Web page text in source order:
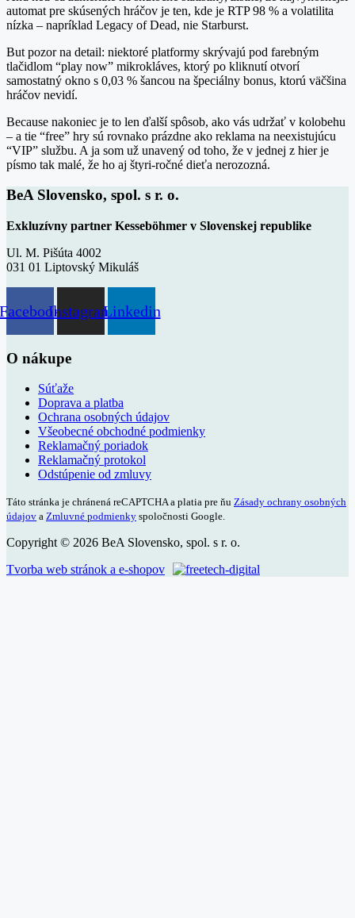
automat pre skúsených hráčov je ten, kde je RTP 98 % a volatilita
nízka – napríklad Legacy of Dead, nie Starburst.
But pozor na detail: niektoré platformy skrývajú pod farebným
tlačidlom “play now” mikrokláves, ktorý po kliknutí otvorí
samostatný okno s 0,03 % šancou na špeciálny bonus, ktorú väčšina
hráčov nevidí.
Because nakoniec je to len ďalší spôsob, ako vás udržať v kolobehu
– a tie “free” hry sú rovnako prázdne ako reklama na neexistujúcu
“VIP” službu. A ja som už unavený od toho, že v jednej z hier je
písmo tak malé, že ho aj štyri-ročné dieťa nerozozná.
BeA Slovensko, spol. s r. o.
Exkluzívny partner Kesseböhmer v Slovenskej republike
Ul. M. Pišúta 4002
031 01 Liptovský Mikuláš
FacebookInstagramLinkedin
O nákupe
Súťaže
Doprava a platba
Ochrana osobných údajov
Všeobecné obchodné podmienky
Reklamačný poriadok
Reklamačný protokol
Odstúpenie od zmluvy
Táto stránka je chránená reCAPTCHA a platia pre ňu Zásady ochrany osobných
údajov a Zmluvné podmienky spoločnosti Google.
Copyright © 2026 BeA Slovensko, spol. s r. o.
Tvorba web stránok a e-shopov